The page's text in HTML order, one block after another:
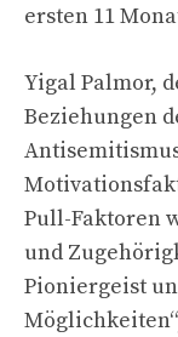
ersten 11
Yigal Palmor,
Beziehungen
Pull-Faktoren
und
Pioniergeist